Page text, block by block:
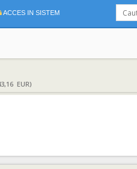
ACCES IN SISTEM
EUR)